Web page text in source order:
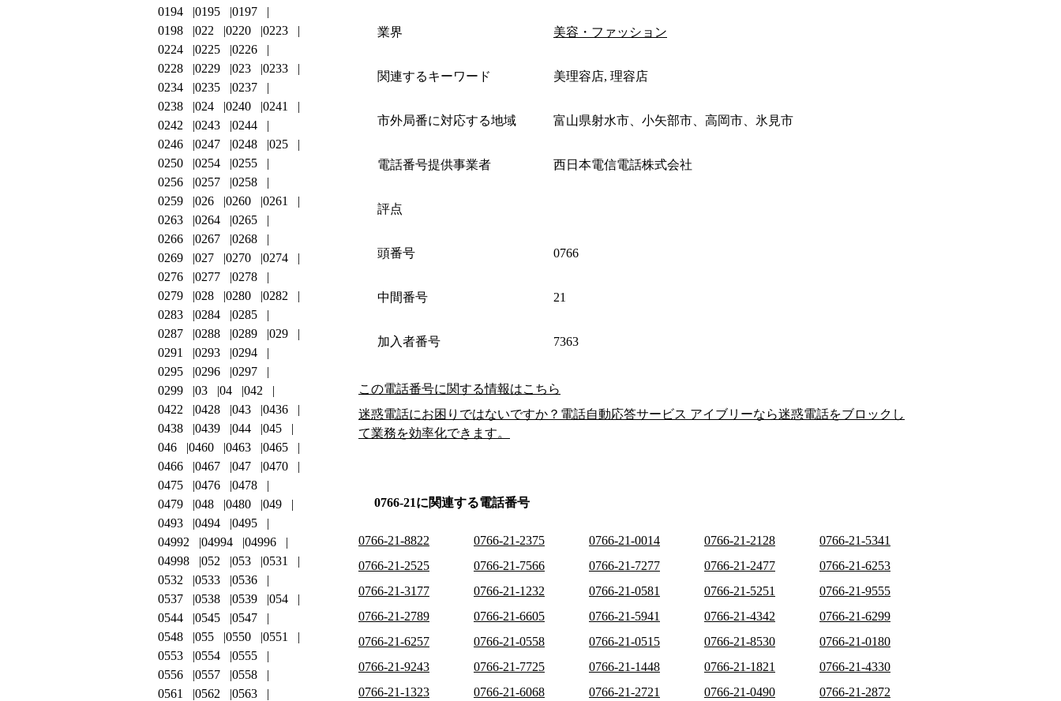
業界 美容・ファッション
関連するキーワード 美理容店, 理容店
市外局番に対応する地域 富山県射水市、小矢部市、高岡市、氷見市
電話番号提供事業者 西日本電信電話株式会社
評点
頭番号 0766
中間番号 21
加入者番号 7363
この電話番号に関する情報はこちら
迷惑電話にお困りではないですか？電話自動応答サービス アイブリーなら迷惑電話をブロックし
て業務を効率化できます。
0766-21に関連する電話番号
0766-21-8822 0766-21-2375 0766-21-0014 0766-21-2128
0766-21-5341
0766-21-2525
0766-21-7566 0766-21-7277 0766-21-2477
0766-21-6253
0766-21-3177
0766-21-1232 0766-21-0581 0766-21-5251
0766-21-9555
0766-21-2789
0766-21-6605 0766-21-5941 0766-21-4342
0766-21-6299
0766-21-6257
0766-21-0558 0766-21-0515 0766-21-8530
0766-21-0180
0766-21-9243
0766-21-7725 0766-21-1448 0766-21-1821
0766-21-4330
0766-21-1323
0766-21-6068 0766-21-2721 0766-21-0490
0766-21-2872
0194
0195
0197
0198
022 0220
0223
0224
0225
0226
0228
0229 023
0233
0234
0235
0237
0238
024 0240
0241
0242
0243
0244
0246
0247 0248
025
0250
0254
0255
0256
0257
0258
0259
026 0260
0261
0263
0264
0265
0266
0267
0268
0269
027 0270
0274
0276
0277
0278
0279
028 0280
0282
0283
0284
0285
0287
0288 0289
029
0291
0293
0294
0295
0296
0297
0299
03 04
042
0422
0428 043
0436
0438
0439 044
045
046
0460 0463
0465
0466
0467 047
0470
0475
0476
0478
0479
048 0480
049
0493
0494
0495
04992
04994
04996
04998
052 053
0531
0532
0533
0536
0537
0538 0539
054
0544
0545
0547
0548
055 0550
0551
0553
0554
0555
0556
0557
0558
0561
0562
0563